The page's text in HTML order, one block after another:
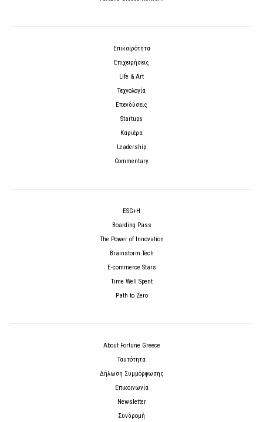
Επικαιρότητα
Επιχειρήσεις
Life & Art
Τεχνολογία
Επενδύσεις
Startups
Καριέρα
Leadership
Commentary
ESG+H
Boarding Pass
The Power of Innovation
Brainstorm Tech
E-commerce Stars
Time Well Spent
Path to Zero
About Fortune Greece
Ταυτότητα
Δήλωση Συμμόρφωσης
Επικοινωνία
Newsletter
Συνδρομή